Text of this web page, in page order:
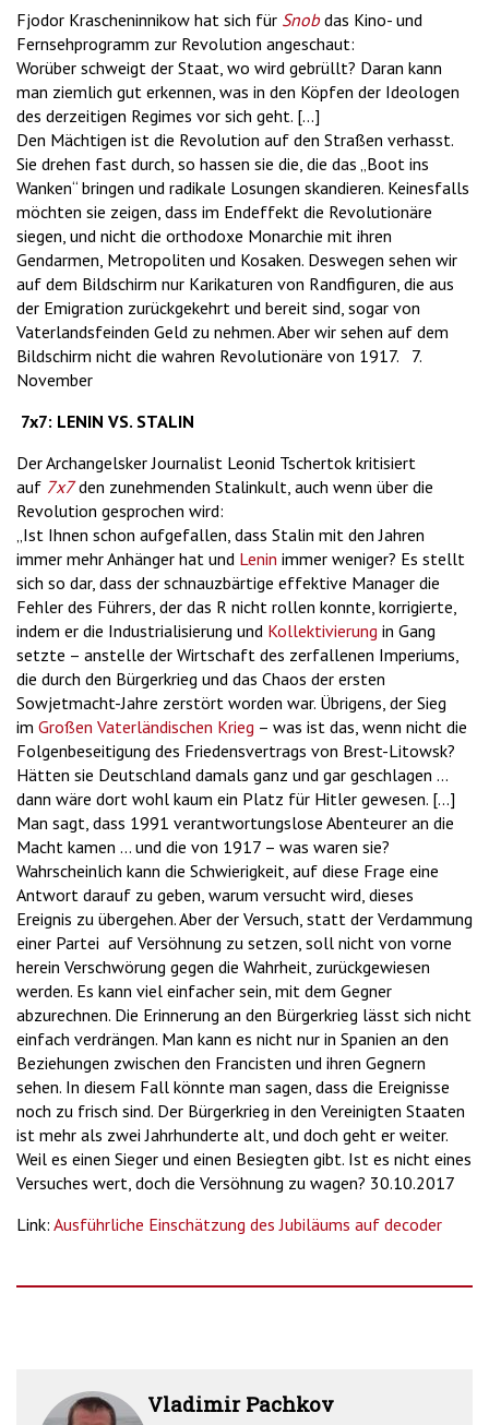
Fjodor Krascheninnikow hat sich für Snob das Kino- und
Fernsehprogramm zur Revolution angeschaut:
Worüber schweigt der Staat, wo wird gebrüllt? Daran kann
man ziemlich gut erkennen, was in den Köpfen der Ideologen
des derzeitigen Regimes vor sich geht. [...]
Den Mächtigen ist die Revolution auf den Straßen verhasst.
Sie drehen fast durch, so hassen sie die, die das „Boot ins
Wanken“ bringen und radikale Losungen skandieren. Keinesfalls
möchten sie zeigen, dass im Endeffekt die Revolutionäre
siegen, und nicht die orthodoxe Monarchie mit ihren
Gendarmen, Metropoliten und Kosaken. Deswegen sehen wir
auf dem Bildschirm nur Karikaturen von Randfiguren, die aus
der Emigration zurückgekehrt und bereit sind, sogar von
Vaterlandsfeinden Geld zu nehmen. Aber wir sehen auf dem
Bildschirm nicht die wahren Revolutionäre von 1917. 7.
November
7x7: LENIN VS. STALIN
Der Archangelsker Journalist Leonid Tschertok kritisiert
auf 7x7den zunehmenden Stalinkult, auch wenn über die
Revolution gesprochen wird:
„Ist Ihnen schon aufgefallen, dass Stalin mit den Jahren
immer mehr Anhänger hat und Lenin immer weniger? Es stellt
sich so dar, dass der schnauzbärtige effektive Manager die
Fehler des Führers, der das R nicht rollen konnte, korrigierte,
indem er die Industrialisierung und Kollektivierung in Gang
setzte – anstelle der Wirtschaft des zerfallenen Imperiums,
die durch den Bürgerkrieg und das Chaos der ersten
Sowjetmacht-Jahre zerstört worden war. Übrigens, der Sieg
im Großen Vaterländischen Krieg – was ist das, wenn nicht die
Folgenbeseitigung des Friedensvertrags von Brest-Litowsk?
Hätten sie Deutschland damals ganz und gar geschlagen …
dann wäre dort wohl kaum ein Platz für Hitler gewesen. [...]
Man sagt, dass 1991 verantwortungslose Abenteurer an die
Macht kamen … und die von 1917 – was waren sie?
Wahrscheinlich kann die Schwierigkeit, auf diese Frage eine
Antwort darauf zu geben, warum versucht wird, dieses
Ereignis zu übergehen. Aber der Versuch, statt der Verdammung
einer Partei auf Versöhnung zu setzen, soll nicht von vorne
herein Verschwörung gegen die Wahrheit, zurückgewiesen
werden. Es kann viel einfacher sein, mit dem Gegner
abzurechnen. Die Erinnerung an den Bürgerkrieg lässt sich nicht
einfach verdrängen. Man kann es nicht nur in Spanien an den
Beziehungen zwischen den Francisten und ihren Gegnern
sehen. In diesem Fall könnte man sagen, dass die Ereignisse
noch zu frisch sind. Der Bürgerkrieg in den Vereinigten Staaten
ist mehr als zwei Jahrhunderte alt, und doch geht er weiter.
Weil es einen Sieger und einen Besiegten gibt. Ist es nicht eines
Versuches wert, doch die Versöhnung zu wagen? 30.10.2017
Link: Ausführliche Einschätzung des Jubiläums auf decoder
Vladimir Pachkov